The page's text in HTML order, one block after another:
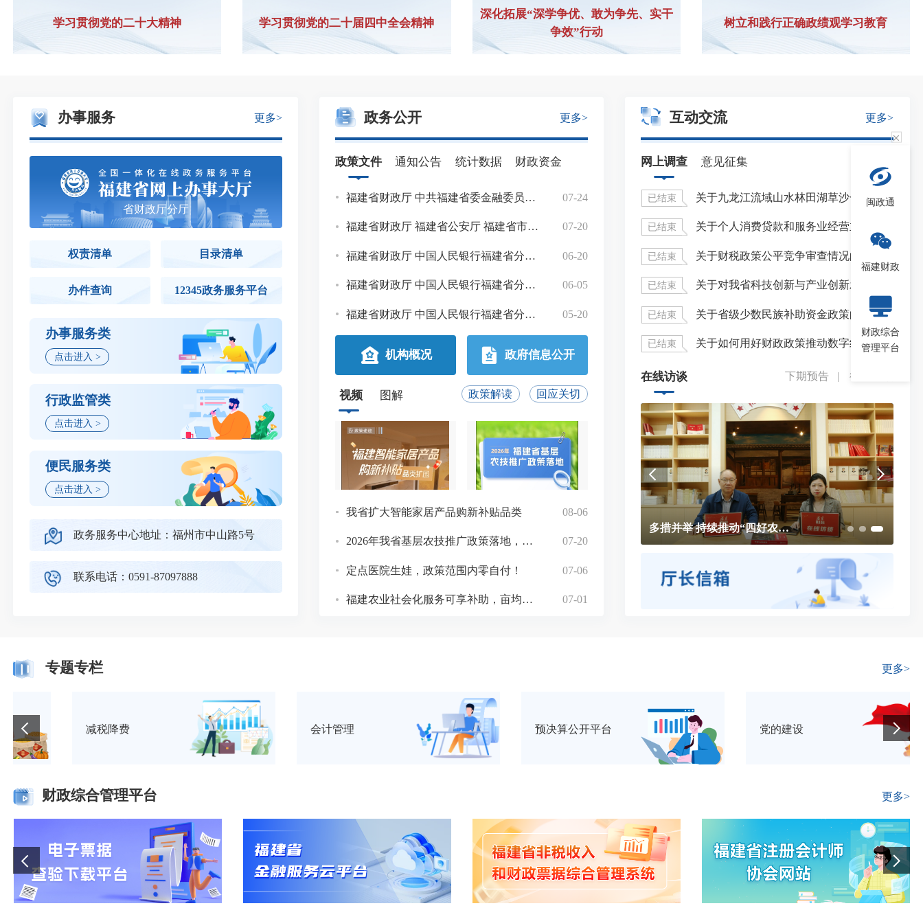
学习贯彻党的二十大精神 学习贯彻党的二十届四中全会精神
深化拓展“深学争优、敢为争先、实干
争效”行动
树立和践行正确政绩观学习教育
办事服务 更多>
省财政厅分厅
权责清单 目录清单
办件查询 12345政务服务平台
办事服务类
点击进入 >
行政监管类
点击进入 >
便民服务类
点击进入 >
政务服务中心地址：福州市中山路5号
联系电话：0591-87097888
政务公开 更多>
政策文件 通知公告 统计数据 财政资金
福建省财政厅 中共福建省委金融委员会办公室关于印发《关于财政金融协同服务高质量发展的若干措施》的通知 07-24
福建省财政厅 福建省公安厅 福建省市场监督管理局关于开展2026年政府采购领域“四类”违法违规行为专项整治工作的通知 07-20
福建省财政厅 中国人民银行福建省分行关于2026年第七期福建省省级国库现金管理商业银行定期存款招标结果的公告 06-20
福建省财政厅 中国人民银行福建省分行关于开展2026年第七期福建省省级国库现金管理商业银行定期存款招标工作的通知 06-05
福建省财政厅 中国人民银行福建省分行关于2026年第六期福建省省级国库现金管理商业银行定期存款招标结果的公告 05-20
福建省财政厅 中国人民银行福建省分行关于开展2026年第八、九、十期福建省省级国库现金管理商业银行定期存款招标工作的通知 08-06
福建省财政厅关于公示2026年会计师事务所执业质量检查名单的通告 07-14
福建省财政厅关于公示 2026 年会计信息质量检查名单的通告(第一批) 07-06
省直考区关于2026年度全国会计专业技术高级资格考试考后资格审核有关事项的通知 07-03
关于举办“增收节支”主题建言献策活动的通知 06-18
2026年上半
2026年2月全
机构概况 政府信息公开
视频 图解 政策解读 回应关切
我省扩大智能家居产品购新补贴品类 08-06
2026年我省基层农技推广政策落地，最高补助50万元 ！ 07-20
定点医院生娃，政策范围内零自付！ 07-06
福建农业社会化服务可享补助，亩均最高130元 07-01
图解：《关于财政金融协同服务高质量发展的若干措施》 07-24
图解：《福建省普惠托育服务机构运营补助资金管理办法》 06-20
图解：《福建省政府采购网上超市管理办法》 06-20
01-29
互动交流 更多>
网上调查 意见征集
已结束 关于九龙江流域山水林田湖草沙一体化保护和修复实施成效的网上调查
已结束 关于个人消费贷款和服务业经营主体贷款财政贴息政策的网上调查
已结束 关于财税政策公平竞争审查情况的调查问卷
已结束 关于对我省科技创新与产业创新发展建议的调查问卷
已结束 关于省级少数民族补助资金政策的网上调查
已结束 关于如何用好财政政策推动数字经济发展的网上调查
在线访谈 下期预告 | 往期回顾
多措并举 持续推动“四好农村路”高质量发展
专题专栏 更多>
减税降费 会计管理 预决算公开平台 党的建设
财政综合管理平台 更多>
闽政通
福建财政
财政综合
管理平台